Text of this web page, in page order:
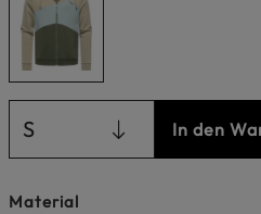
S In den
Material